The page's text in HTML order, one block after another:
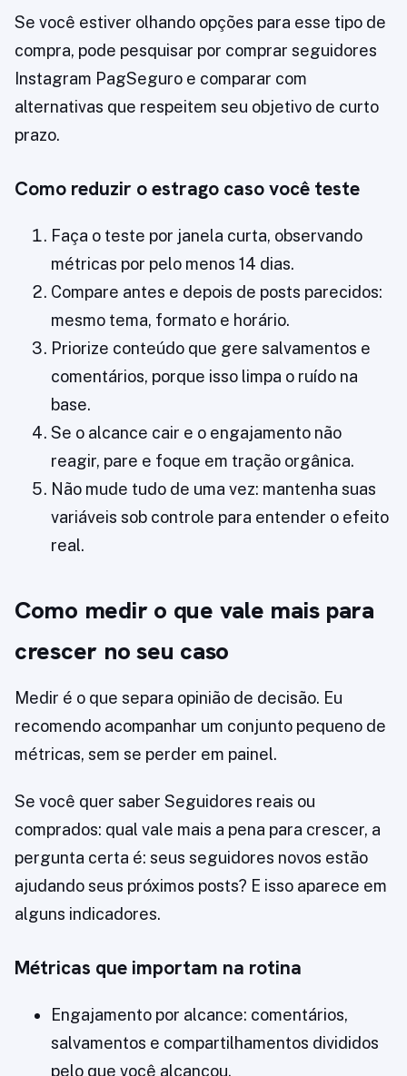
Se você estiver olhando opções para esse tipo de
compra, pode pesquisar por comprar seguidores
Instagram PagSeguro e comparar com
alternativas que respeitem seu objetivo de curto
prazo.
Como reduzir o estrago caso você teste
Faça o teste por janela curta, observando
métricas por pelo menos 14 dias.
Compare antes e depois de posts parecidos:
mesmo tema, formato e horário.
Priorize conteúdo que gere salvamentos e
comentários, porque isso limpa o ruído na
base.
Se o alcance cair e o engajamento não
reagir, pare e foque em tração orgânica.
Não mude tudo de uma vez: mantenha suas
variáveis sob controle para entender o efeito
real.
Como medir o que vale mais para
crescer no seu caso
Medir é o que separa opinião de decisão. Eu
recomendo acompanhar um conjunto pequeno de
métricas, sem se perder em painel.
Se você quer saber Seguidores reais ou
comprados: qual vale mais a pena para crescer, a
pergunta certa é: seus seguidores novos estão
ajudando seus próximos posts? E isso aparece em
alguns indicadores.
Métricas que importam na rotina
Engajamento por alcance: comentários,
salvamentos e compartilhamentos divididos
pelo que você alcançou.